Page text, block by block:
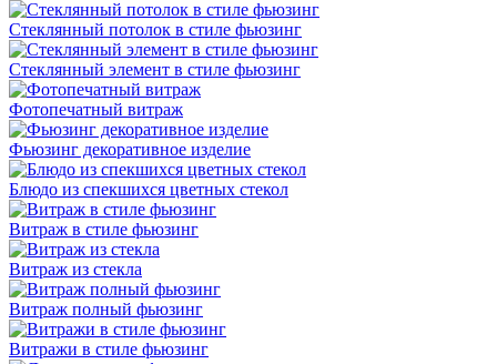
Стеклянный потолок в стиле фьюзинг
Стеклянный элемент в стиле фьюзинг
Фотопечатный витраж
Фьюзинг декоративное изделие
Блюдо из спекшихся цветных стекол
Витраж в стиле фьюзинг
Витраж из стекла
Витраж полный фьюзинг
Витражи в стиле фьюзинг